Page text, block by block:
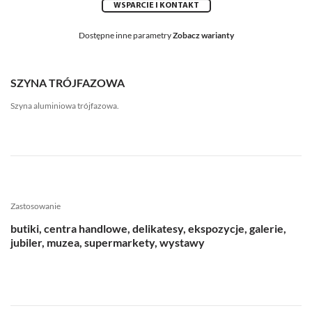
WSPARCIE I KONTAKT
Dostępne inne parametryZobacz warianty
SZYNA TRÓJFAZOWA
Szyna aluminiowa trójfazowa.
Zastosowanie
butiki, centra handlowe, delikatesy, ekspozycje, galerie,
jubiler, muzea, supermarkety, wystawy